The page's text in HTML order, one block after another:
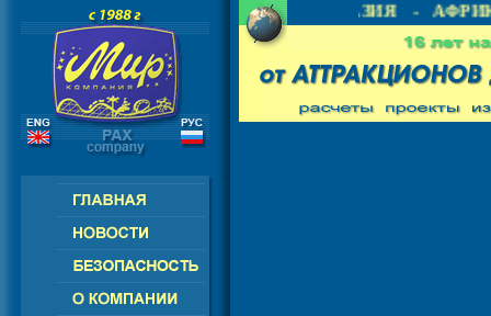
СНГ - ЕВРОПА - АМЕРИКА - АЗИЯ -